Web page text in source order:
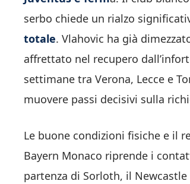
serbo chiede un rialzo
totale. Vlahovic ha già
affrettato nel recupero
settimane tra Verona, Lecce e
muovere passi decisivi sulla
Le buone condizioni fisiche e il
Bayern Monaco riprende i
partenza di Sorloth, il